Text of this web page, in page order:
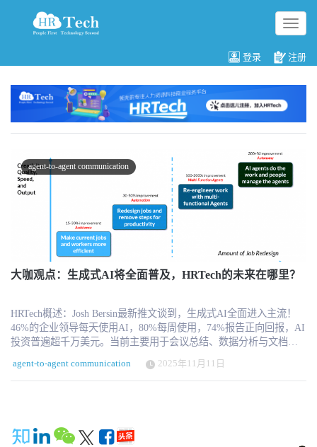
切
换
航
登录 注册
agent-to-agent communication
大咖观点：生成式AI将全面普及，HRTech的未来在哪里？
HRTech概述：Josh Bersin最新推文谈到，生成式AI全面进入主流！
46%的企业领导每天使用AI，80%每周使用，74%报告正向回报，AI
投资普遍超千万美元。当前主要用于会议总结、数据分析与文档撰
写，但AI正在从“个人助理”升级为“多功能智能体”。IBM Ask HR 与
Galileo 等系统正在成为企业的数字伙伴。未来，AI Agent 将具备记
忆与个性，并通过数据治理实现跨系统协作。AI不会取代工作，而
里有一份JoshBersin发布的报告《充分发挥 AI 影响力，拥抱超级员
工时代》，点击下载 Josh Bersin刚刚完成了一次横跨欧洲、亚洲和
agent-to-agent communication 2025年11月11日